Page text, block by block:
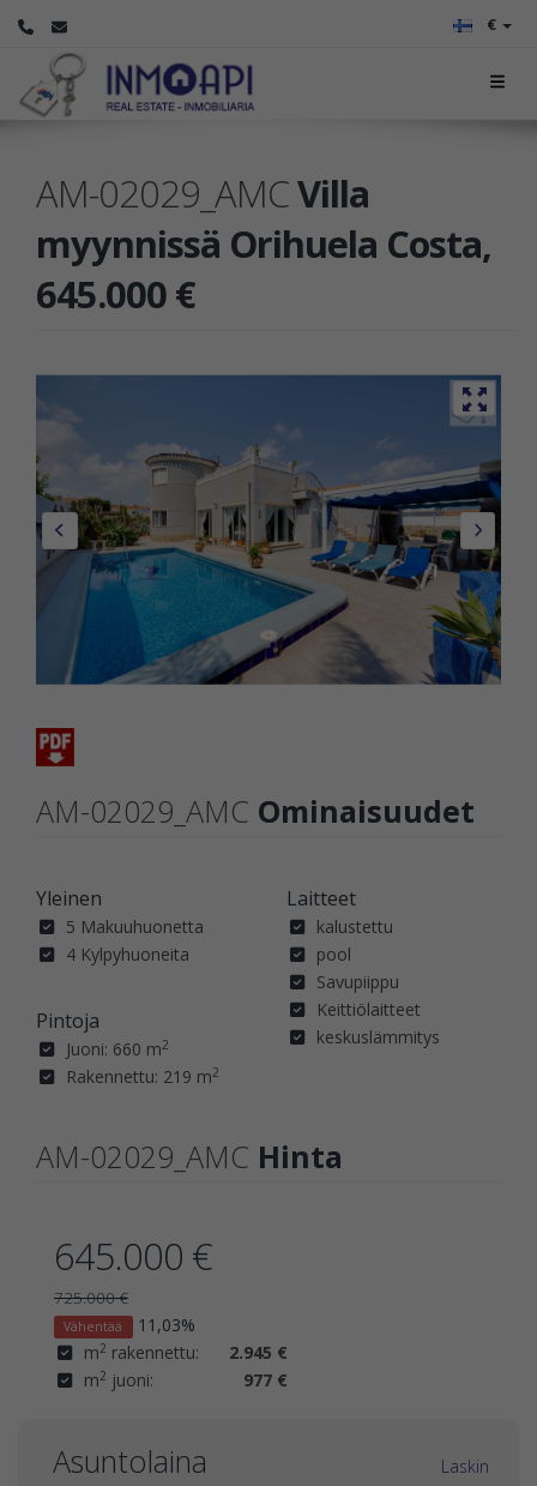
€
AM-02029_AMCVilla
myynnissä Orihuela Costa,
645.000 €
AM-02029_AMC Ominaisuudet
Yleinen
5 Makuuhuonetta
4 Kylpyhuoneita
Pintoja
Juoni: 660 m2
Rakennettu: 219 m2
Laitteet
kalustettu
pool
Savupiippu
Keittiölaitteet
keskuslämmitys
AM-02029_AMC Hinta
645.000 €
725.000 €
Vähentää
11,03%
m2 rakennettu:
2.945 €
m2 juoni: 977 €
Asuntolaina Laskin